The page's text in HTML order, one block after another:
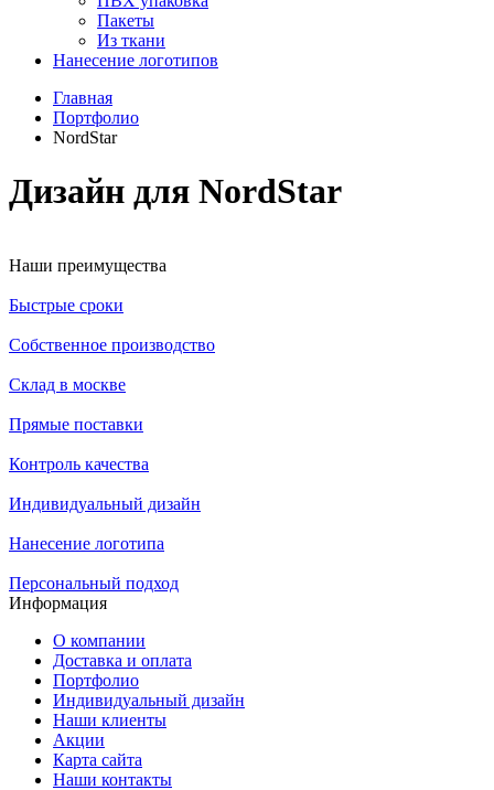
Пакеты
Из ткани
Нанесение логотипов
Главная
Портфолио
NordStar
Дизайн для NordStar
Наши преимущества
Быстрые сроки
Собственное производство
Склад в москве
Прямые поставки
Контроль качества
Индивидуальный дизайн
Нанесение логотипа
Персональный подход
Информация
О компании
Доставка и оплата
Портфолио
Индивидуальный дизайн
Наши клиенты
Акции
Карта сайта
Наши контакты